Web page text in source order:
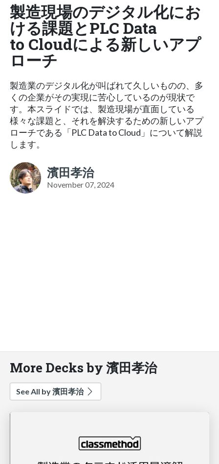
製造現場のデジタル化にお
ける課題とPLC Data
to Cloudによる新しいアプ
ローチ
製造業のデジタル化が叫ばれて久しいものの、多
くの企業がその実現に苦心しているのが現状で
す。本スライドでは、製造現場が直面している
様々な課題と、それを解決するための新しいアプ
ローチである「PLC Data to Cloud」について解説
します。
濱田孝治
November 07, 2024
More Decks by 濱田孝治
See All by 濱田孝治